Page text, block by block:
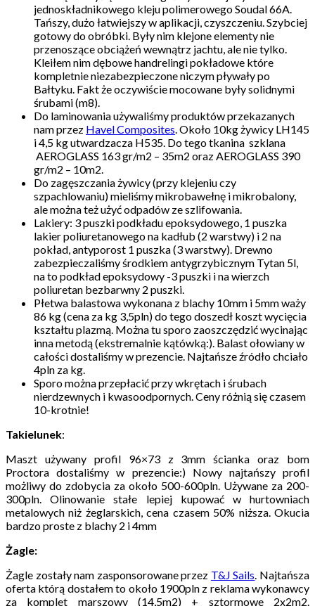
jednoskładnikowego kleju polimerowego Soudal 66A.
Tańszy, dużo łatwiejszy w aplikacji, czyszczeniu. Szybciej
gotowy do obróbki. Były nim klejone elementy nie
przenoszące obciążeń wewnątrz jachtu, ale nie tylko.
Kleiłem nim dębowe handrelingi pokładowe które
kompletnie niezabezpieczone niczym pływały po
Bałtyku. Fakt że oczywiście mocowane były solidnymi
śrubami (m8).
Do laminowania używaliśmy produktów przekazanych
nam przez Havel Composites. Około 10kg żywicy LH145
i 4,5 kg utwardzacza H535. Do tego tkanina szklana
AEROGLASS 163 gr/m2 – 35m2 oraz AEROGLASS 390
gr/m2 – 10m2.
Do zagęszczania żywicy (przy klejeniu czy
szpachlowaniu) mieliśmy mikrobawełnę i mikrobalony,
ale można też użyć odpadów ze szlifowania.
Lakiery: 3 puszki podkładu epoksydowego, 1 puszka
lakier poliuretanowego na kadłub (2 warstwy) i 2 na
pokład, antyporost 1 puszka (3 warstwy). Drewno
zabezpieczaliśmy środkiem antygrzybicznym Tytan 5l,
na to podkład epoksydowy -3 puszki i na wierzch
poliuretan bezbarwny 2 puszki.
Płetwa balastowa wykonana z blachy 10mm i 5mm waży
86 kg (cena za kg 3,5pln) do tego doszedł koszt wycięcia
kształtu plazmą. Można tu sporo zaoszczędzić wycinając
inna metodą (ekstremalnie kątówką:). Balast ołowiany w
całości dostaliśmy w prezencie. Najtańsze źródło chciało
4pln za kg.
Sporo można przepłacić przy wkrętach i śrubach
nierdzewnych i kwasoodpornych. Ceny różnią się czasem
10-krotnie!
Takielunek:
Maszt używany profil 96×73 z 3mm ścianka oraz bom
Proctora dostaliśmy w prezencie:) Nowy najtańszy profil
możliwy do zdobycia za około 500-600pln. Używane za 200-
300pln. Olinowanie stałe lepiej kupować w hurtowniach
metalowych niż żeglarskich, cena czasem 50% niższa. Okucia
bardzo proste z blachy 2 i 4mm
Żagle:
Żagle zostały nam zasponsorowane przez T&J Sails. Najtańsza
oferta którą dostałem to około 1900pln z reklama wykonawcy
za komplet marszowy (14,5m2) + sztormowe 2x2m2.